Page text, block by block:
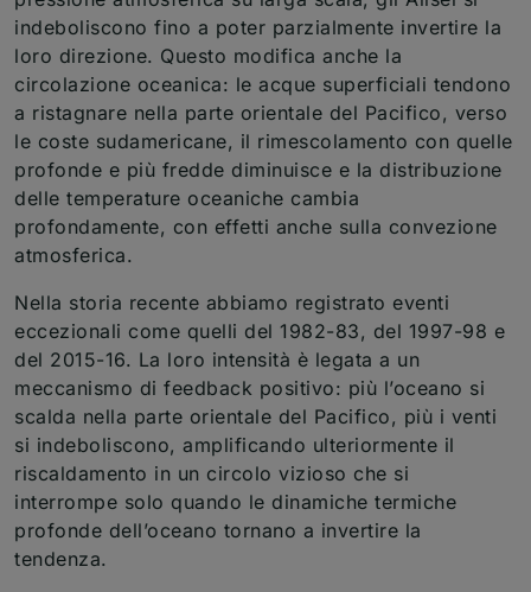
indeboliscono fino a poter parzialmente invertire la
loro direzione. Questo modifica anche la
circolazione oceanica: le acque superficiali tendono
a ristagnare nella parte orientale del Pacifico, verso
le coste sudamericane, il rimescolamento con quelle
profonde e più fredde diminuisce e la distribuzione
delle temperature oceaniche cambia
profondamente, con effetti anche sulla convezione
atmosferica.
Nella storia recente abbiamo registrato eventi
eccezionali come quelli del 1982-83, del 1997-98 e
del 2015-16. La loro intensità è legata a un
meccanismo di feedback positivo: più l’oceano si
scalda nella parte orientale del Pacifico, più i venti
si indeboliscono, amplificando ulteriormente il
riscaldamento in un circolo vizioso che si
interrompe solo quando le dinamiche termiche
profonde dell’oceano tornano a invertire la
tendenza.